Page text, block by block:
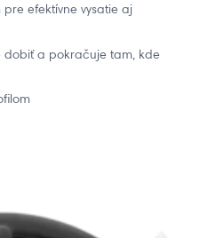
pre efektívne vysatie aj
dobiť a pokračuje tam, kde